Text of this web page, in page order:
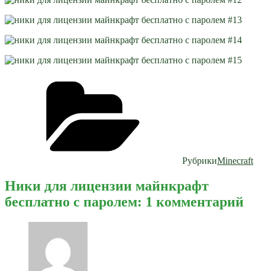
РубрикиMinecraft
Ники для лицензии майнкрафт
бесплатно с паролем: 1 комментарий